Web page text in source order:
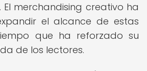
merchandising creativo ha
el alcance de estas
que ha reforzado su
de los lectores.